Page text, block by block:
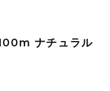
ナチュラル